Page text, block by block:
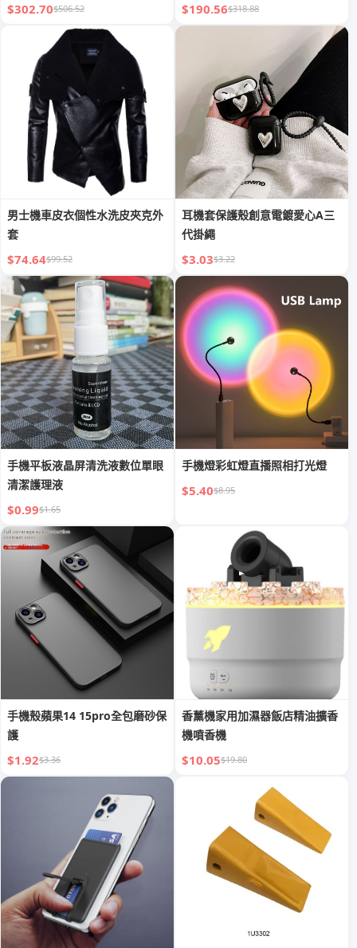
$302.70$506.52 $190.56$318.88
男士機車皮衣個性水洗皮夾克外
套
$74.64$99.52
耳機套保護殼創意電鍍愛心A三
代掛繩
$3.03$3.22
手機平板液晶屏清洗液數位單眼
清潔護理液
$0.99$1.65
手機燈彩虹燈直播照相打光燈
$5.40$8.95
手機殼蘋果14 15pro全包磨砂保
護
$1.92$3.36
香薰機家用加濕器飯店精油擴香
機噴香機
$10.05$19.80